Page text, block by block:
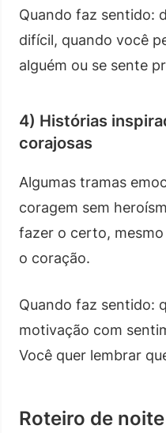
Quando faz sentido:
difícil, quando você
alguém ou se sente
4) Histórias
corajosas
Algumas tramas
coragem sem
fazer o certo,
o coração.
Quando faz sentido:
motivação com
Você quer lembrar
Roteiro de